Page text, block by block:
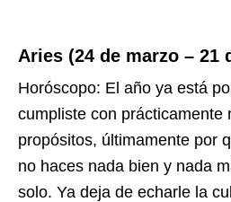
Aries (24 de marzo – 21
Horóscopo: El año ya está
cumpliste con prácticamente
propósitos, últimamente por
no haces nada bien y nada
solo. Ya deja de echarle la